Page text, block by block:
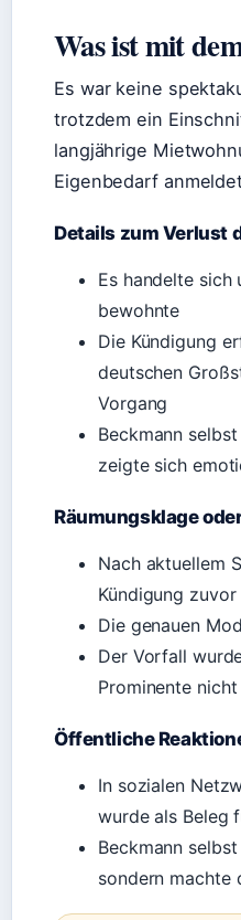
Was ist mit
Es war keine
trotzdem ein
langjährige
Eigenbedarf
Details zum Verlust
Es handelte sich
bewohnte
Die Kündigung
deutschen
Vorgang
Beckmann
zeigte sich
Räumungsklage
Nach aktuellem
Kündigung
Die genauen
Der Vorfall
Prominente
Öffentliche
In sozialen
wurde als Beleg
Beckmann
sondern machte